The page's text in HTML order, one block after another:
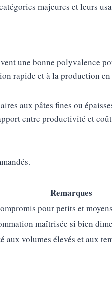
majeures et leurs
une bonne polyvalence
rapide et à la production en
aux pâtes fines ou
entre productivité et coût
Remarques
pour petits et
maîtrisée si bien
aux volumes élevés et aux